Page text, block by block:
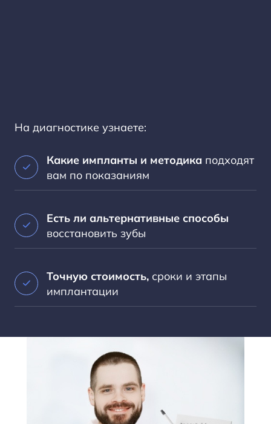
На диагностике узнаете:
Какие импланты и методика подходят
вам по показаниям
Есть ли альтернативные способы
восстановить зубы
Точную стоимость, сроки и этапы
имплантации